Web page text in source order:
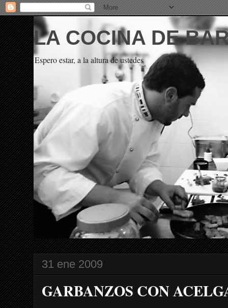
LA COCINA DE
Espero estar, a la altura de ustedes
31 ene 2009
GARBANZOS CON